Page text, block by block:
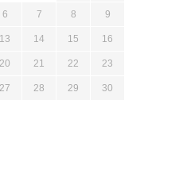
6 7 8 9
13 14 15 16
20 21 22 23
27 28 29 30